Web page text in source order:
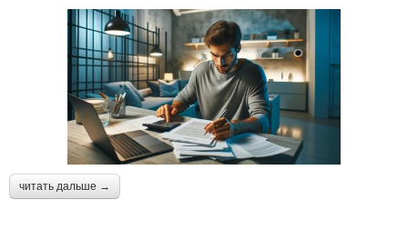
читать дальше →